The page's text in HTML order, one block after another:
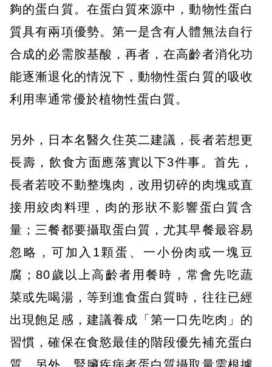
夠的蛋白質。在蛋白質來源中，動物性蛋白
質具有兩項優勢。第一是含有人體無法自行
合成的必需胺基酸，再者，在高齡者消化功
能逐漸退化的情況下，動物性蛋白質的吸收
利用率通常優於植物性蛋白質。
另外，日本名醫久住英二建議，長者若想更
長壽，飲食方面應落實以下3件事。首先，
長者若咬不動整塊肉，改用切碎的肉塊或直
接用絞肉料理，肉的形狀不影響蛋白質含
量；三餐都要攝取蛋白質，尤其早餐最容易
忽略，可加入1顆蛋、一小份肉或一塊豆
腐；80歲以上高齡者用餐時，常會先吃蔬
菜或先喝湯，等到進食蛋白質時，往往已經
出現飽足感，建議養成「第一口先吃肉」的
習慣，確保在食慾最佳的階段優先補充蛋白